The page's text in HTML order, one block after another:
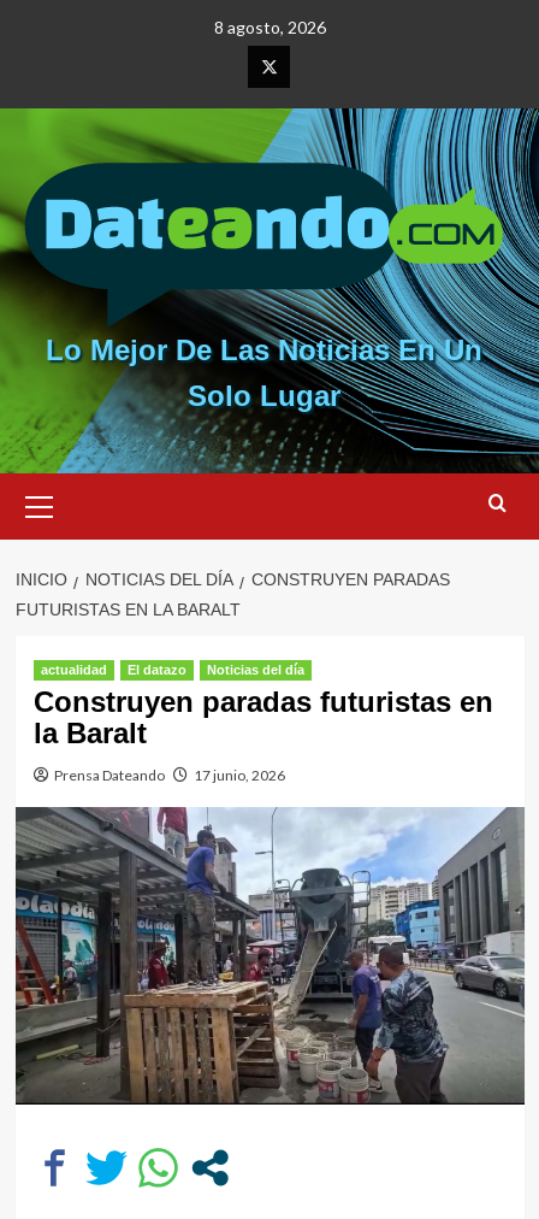
8 agosto, 2026
Elemento
del
menú
Lo Mejor De Las Noticias En Un
Solo Lugar
primario
INICIO NOTICIAS DEL DÍA
CONSTRUYEN PARADAS
FUTURISTAS EN LA BARALT
actualidad El datazo Noticias del día
Construyen paradas futuristas en
la Baralt
Prensa Dateando 17 junio, 2026